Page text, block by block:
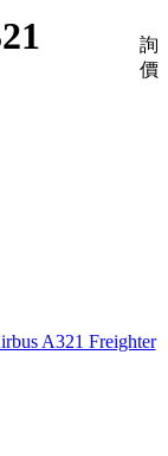
詢
價